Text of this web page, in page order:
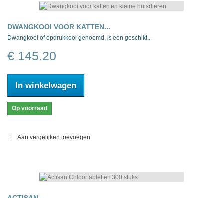
DWANGKOOI VOOR KATTEN...
Dwangkooi of opdrukkooi genoemd, is een geschikt...
€ 145.20
In winkelwagen
Op voorraad
Aan vergelijken toevoegen